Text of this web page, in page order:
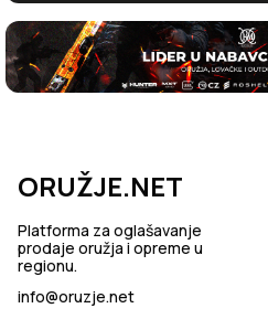
ORUŽJE.NET
Platforma za oglašavanje
prodaje oružja i opreme u
regionu.
info@oruzje.net